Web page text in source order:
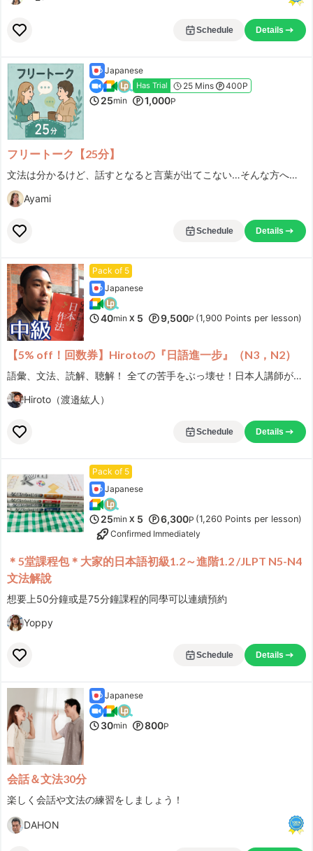
Schedule Details
フリートーク【25分】
文法は分かるけど、話すとなると言葉が出てこない…そんな方へ。自由な会話を通して、実際に"使える日本語"を鍛えましょう！
Japanese
Has Trial 25 Mins 400P
25min 1,000P
Ayami
Schedule Details
【5% off！回数券】Hirotoの『日語進一步』（N3，N2）
語彙、文法、読解、聴解！ 全ての苦手をぶっ壊せ！日本人講師が解説します！
Pack of 5
Japanese
40min X 5 9,500P (1,900 Points per lesson)
Hiroto（渡邉紘人）
Schedule Details
＊5堂課程包＊大家的日本語初級1.2～進階1.2 /JLPT N5-N4
文法解說
想要上50分鐘或是75分鐘課程的同學可以連續預約
Pack of 5
Japanese
25min X 5 6,300P (1,260 Points per lesson)
Confirmed Immediately
Yoppy
Schedule Details
会話＆文法30分
楽しく会話や文法の練習をしましょう！
Japanese
30min 800P
DAHON